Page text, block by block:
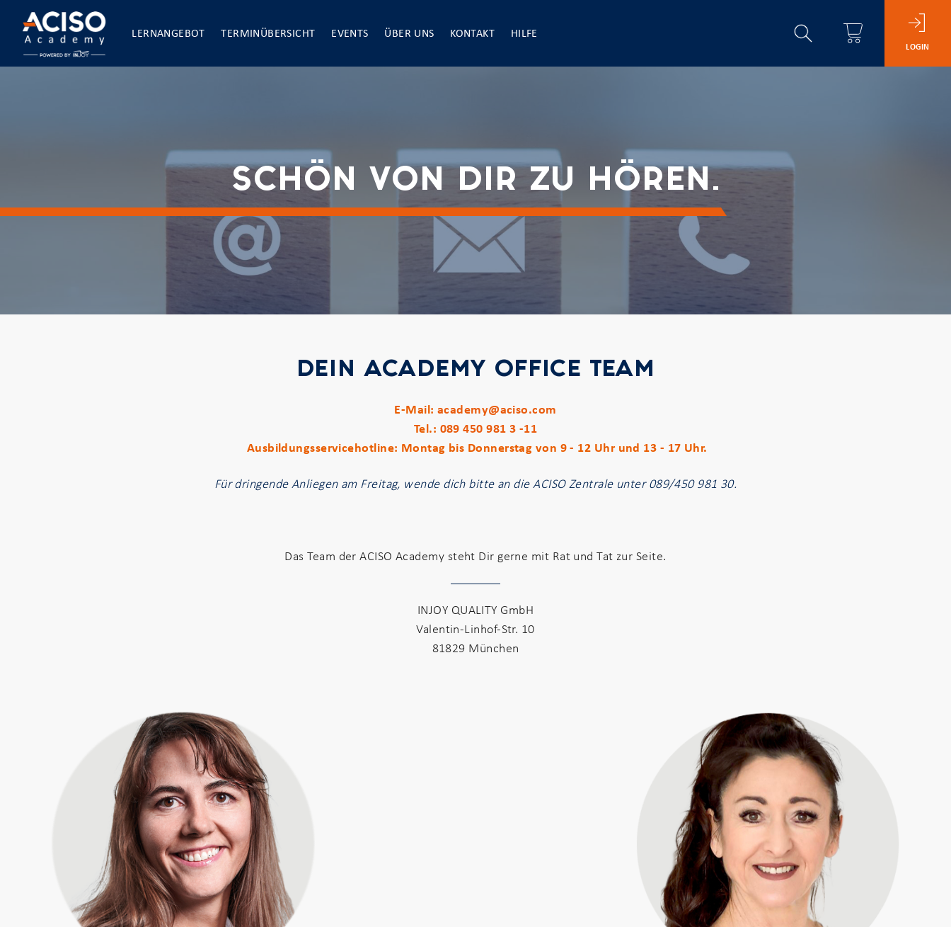
LERNANGEBOT TERMINÜBERSICHT EVENTS ÜBER UNS KONTAKT HILFE
LOGIN
SCHÖN VON DIR ZU HÖREN.
DEIN ACADEMY OFFICE TEAM
E-Mail: academy@aciso.com
Tel.: 089 450 981 3 -11
Ausbildungsservicehotline: Montag bis Donnerstag von 9 - 12 Uhr und 13 - 17 Uhr.
Für dringende Anliegen am Freitag, wende dich bitte an die ACISO Zentrale unter 089/450 981 30.
Das Team der ACISO Academy steht Dir gerne mit Rat und Tat zur Seite.
INJOY QUALITY GmbH
Valentin-Linhof-Str. 10
81829 München